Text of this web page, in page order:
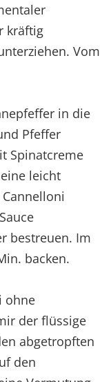
kräftig
Vom
in die
Pfeffer
Spinatcreme
leicht
bestreuen. Im
backen.
ohne
der flüssige
abgetropften
den